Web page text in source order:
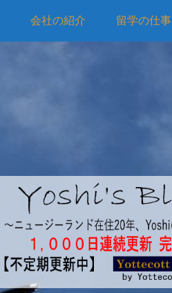
会社の紹介 留学の仕事